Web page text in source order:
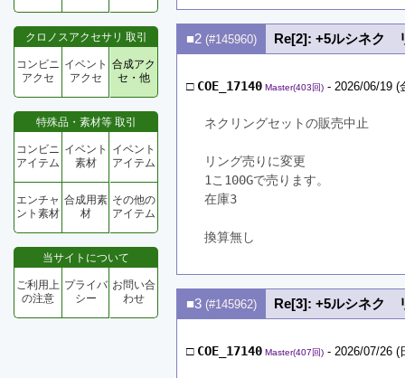
クロノスアクセサリ 取引
コンビニ
アクセ
イベント
アクセ
合成アク
セ・他
特殊品・素材等 取引
コンビニ
アイテム
イベント
素材
イベント
アイテム
エンチャ
ント素材
合成用素
材
その他の
アイテム
当サイトについて
ご利用上
の注意
プライバ
シー
お問い合
わせ
■2 (#145960) Re[2]: +5ルシネク
□ COE_17140 Master(403回) - 2026/06/19
ネクリングセットの販売中止
リング売りに変更
1こ100Gで売ります。
在庫3
換算無し
■3 (#145962) Re[3]: +5ルシネク
□ COE_17140 Master(407回) - 2026/07/26